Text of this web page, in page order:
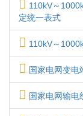
110kV～
定统一表式
110kV～
国家电网变电
国家电网输电